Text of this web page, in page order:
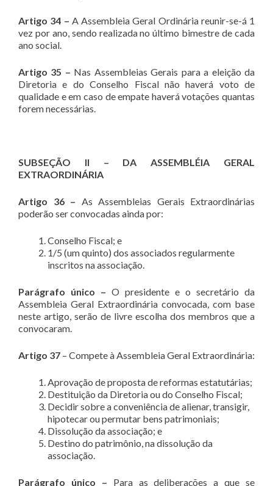
Artigo 34 – A Assembleia Geral Ordinária reunir-se-á 1
vez por ano, sendo realizada no último bimestre de cada
ano social.
Artigo 35 – Nas Assembleias Gerais para a eleição da
Diretoria e do Conselho Fiscal não haverá voto de
qualidade e em caso de empate haverá votações quantas
forem necessárias.
SUBSEÇÃO II – DA ASSEMBLÉIA GERAL
EXTRAORDINÁRIA
Artigo 36 – As Assembleias Gerais Extraordinárias
poderão ser convocadas ainda por:
Conselho Fiscal; e
1/5 (um quinto) dos associados regularmente
inscritos na associação.
Parágrafo único – O presidente e o secretário da
Assembleia Geral Extraordinária convocada, com base
neste artigo, serão de livre escolha dos membros que a
convocaram.
Artigo 37 – Compete à Assembleia Geral Extraordinária:
Aprovação de proposta de reformas estatutárias;
Destituição da Diretoria ou do Conselho Fiscal;
Decidir sobre a conveniência de alienar, transigir,
hipotecar ou permutar bens patrimoniais;
Dissolução da associação; e
Destino do patrimônio, na dissolução da
associação.
Parágrafo único – Para as deliberações a que se